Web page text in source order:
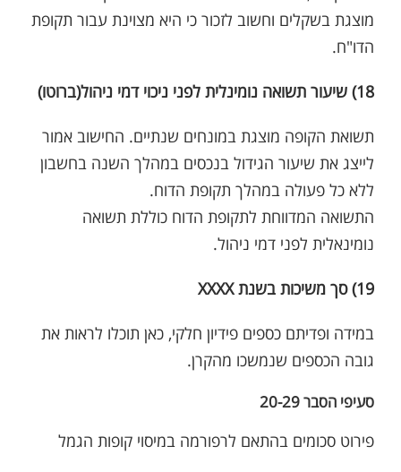
מוצגת בשקלים וחשוב לזכור כי היא מצוינת עבור תקופת
הדו"ח.
18) שיעור תשואה נומינלית לפני ניכוי דמי ניהול(ברוטו)
תשואת הקופה מוצגת במונחים שנתיים. החישוב אמור
לייצג את שיעור הגידול בנכסים במהלך השנה בחשבון
ללא כל פעולה במהלך תקופת הדוח.
התשואה המדווחת לתקופת הדוח כוללת תשואה
נומינאלית לפני דמי ניהול.
19) סך משיכות בשנת XXXX
במידה ופדיתם כספים פידיון חלקי, כאן תוכלו לראות את
גובה הכספים שנמשכו מהקרן.
סעיפי הסבר 20-29
פירוט סכומים בהתאם לרפורמה במיסוי קופות הגמל